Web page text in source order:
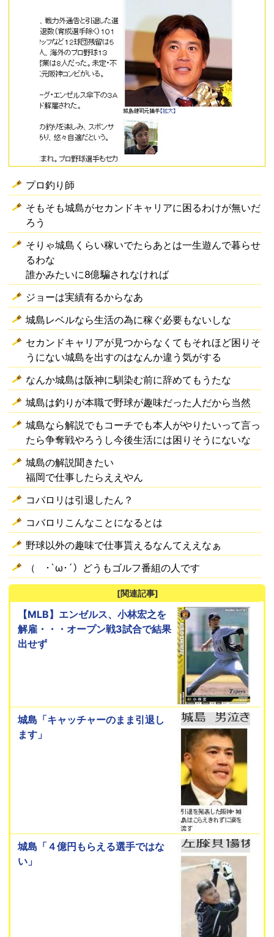
プロ釣り師
そもそも城島がセカンドキャリアに困るわけが無いだ
ろう
そりゃ城島くらい稼いでたらあとは一生遊んで暮らせ
るわな
誰かみたいに8億騙されなければ
ジョーは実績有るからなあ
城島レベルなら生活の為に稼ぐ必要もないしな
セカンドキャリアが見つからなくてもそれほど困りそ
うにない城島を出すのはなんか違う気がする
なんか城島は阪神に馴染む前に辞めてもうたな
城島は釣りが本職で野球が趣味だった人だから当然
城島なら解説でもコーチでも本人がやりたいって言っ
たら争奪戦やろうし今後生活には困りそうにないな
城島の解説聞きたい
福岡で仕事したらええやん
コバロリは引退したん？
コバロリこんなことになるとは
野球以外の趣味で仕事貰えるなんてええなぁ
（ ･`ω･´）どうもゴルフ番組の人です
[関連記事]
【MLB】エンゼルス、小林宏之を
解雇・・・オープン戦3試合で結果
出せず
城島「キャッチャーのまま引退し
ます」
城島「４億円もらえる選手ではな
い」